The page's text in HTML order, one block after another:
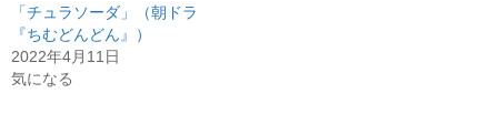
「チュラソーダ」（朝ドラ
『ちむどんどん』）
2022年4月11日
気になる